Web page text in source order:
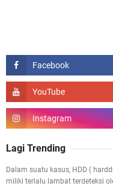
Lagi Trending
Dalam suatu kasus, HDD (
miliki terlalu lambat terdeteksi